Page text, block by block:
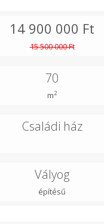
14 900 000 Ft
15 500 000 Ft
70
m2
Családi ház
Vályog
építésű